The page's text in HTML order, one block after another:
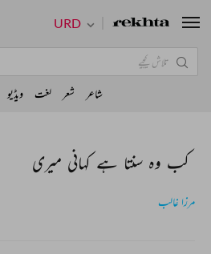
کب وہ سنتا ہے کہانی میری
مرزا غالب
URD
شاعر شعر لغت ویڈیو